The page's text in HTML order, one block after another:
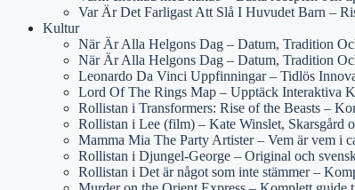
Var Är Det Farligast Att Slå I Huvudet Barn –
Kultur
När Är Alla Helgons Dag – Datum, Tradition
När Är Alla Helgons Dag – Datum, Tradition
Leonardo Da Vinci Uppfinningar – Tidlös
Lord Of The Rings Map – Upptäck Interaktiva
Rollistan i Transformers: Rise of the Beasts –
Rollistan i Lee (film) – Kate Winslet, Skarsgård
Mamma Mia The Party Artister – Vem är vem i
Rollistan i Djungel-George – Original och
Rollistan i Det är något som inte stämmer –